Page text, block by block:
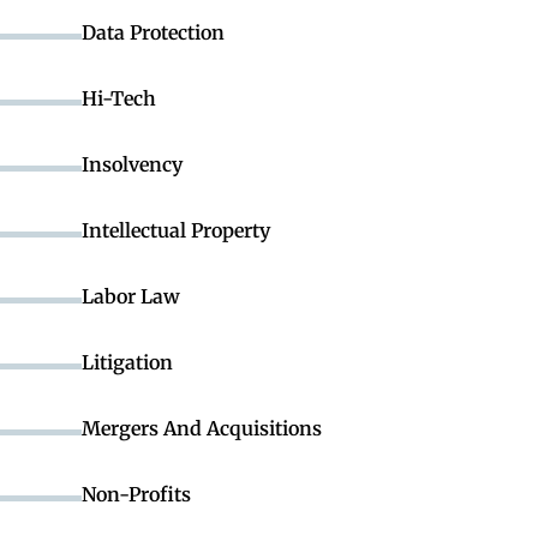
Data Protection
Hi-Tech
Insolvency
Intellectual Property
Labor Law
Litigation
Mergers And Acquisitions
Non-Profits